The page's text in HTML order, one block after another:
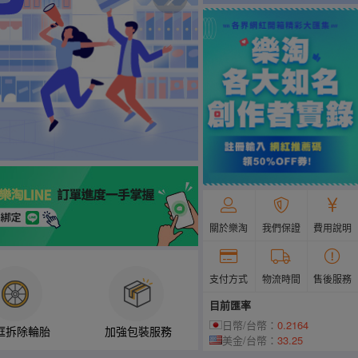
拆除輪胎 加強包裝服務
關於樂淘 我們保證 費用說明
支付方式 物流時間 售後服務
目前匯率
日幣/台幣： 0.2164
美金/台幣： 33.25